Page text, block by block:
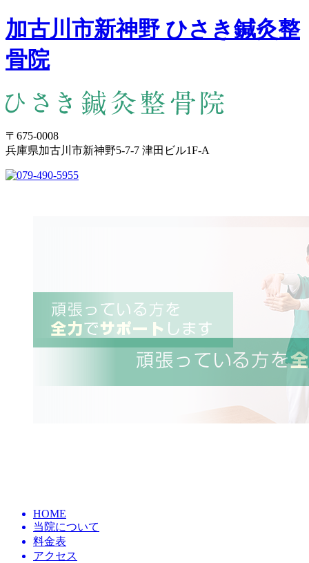
加古川市新神野 ひさき鍼灸整
骨院
〒675-0008
兵庫県加古川市新神野5-7-7 津田ビル1F-A
HOME
当院について
料金表
アクセス